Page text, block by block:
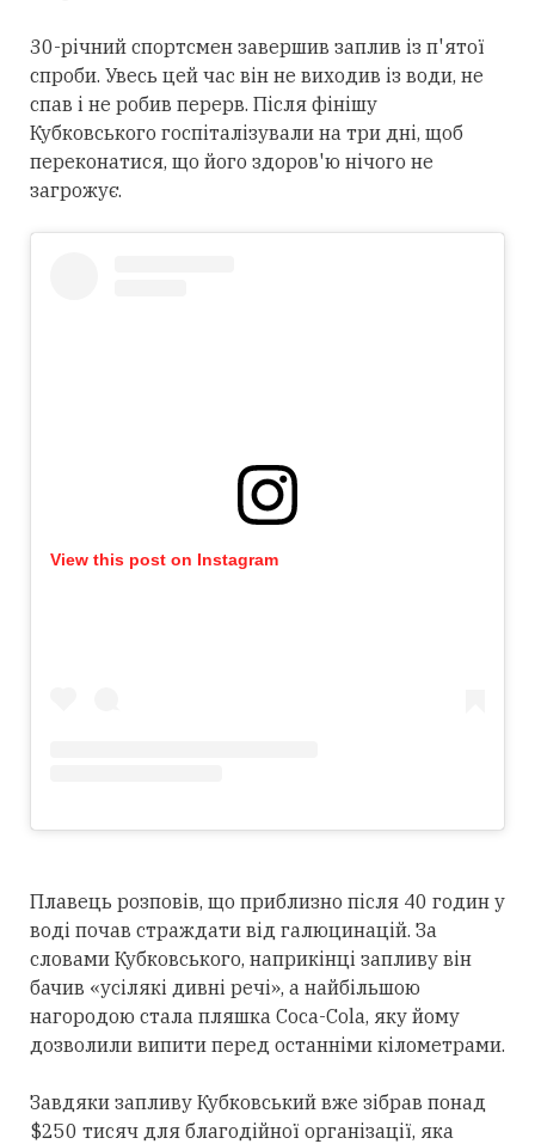
30-річний спортсмен завершив заплив із п'ятої
спроби. Увесь цей час він не виходив із води, не
спав і не робив перерв. Після фінішу
Кубковського госпіталізували на три дні, щоб
переконатися, що його здоров'ю нічого не
загрожує.
View this post on Instagram
Плавець розповів, що приблизно після 40 годин у
воді почав страждати від галюцинацій. За
словами Кубковського, наприкінці запливу він
бачив «усілякі дивні речі», а найбільшою
нагородою стала пляшка Coca-Cola, яку йому
дозволили випити перед останніми кілометрами.
Завдяки запливу Кубковський вже зібрав понад
$250 тисяч для благодійної організації, яка